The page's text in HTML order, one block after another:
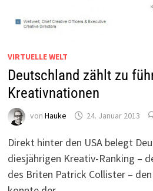
VIRTUELLE WELT
Deutschland zählt zu
Kreativnationen
von Hauke 24. Januar 2013
Direkt hinter den USA belegt
diesjährigen Kreativ-Ranking –
des Briten Patrick Collister –